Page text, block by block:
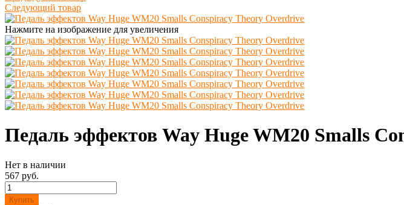
Следующий товар
Нажмите на изображение для увеличения
Педаль эффектов Way Huge WM20 Smalls
Нет в наличии
567 руб.
Купить